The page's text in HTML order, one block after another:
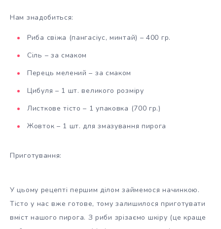
Нам знадобиться:
Риба свіжа (пангасіус, минтай) – 400 гр.
Сіль – за смаком
Перець мелений – за смаком
Цибуля – 1 шт. великого розміру
Листкове тісто – 1 упаковка (700 гр.)
Жовток – 1 шт. для змазування пирога
Приготування:
У цьому рецепті першим ділом займемося начинкою.
Тісто у нас вже готове, тому залишилося приготувати
вміст нашого пирога. З риби зрізаємо шкіру (це краще